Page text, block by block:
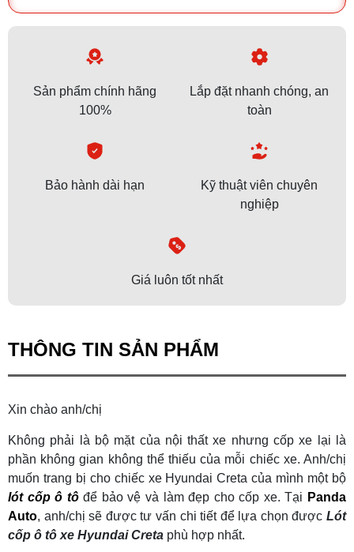
Sản phẩm chính hãng
100%
Lắp đặt nhanh chóng, an
toàn
Bảo hành dài hạn
Kỹ thuật viên chuyên
nghiệp
Giá luôn tốt nhất
THÔNG TIN SẢN PHẨM
Xin chào anh/chị
Không phải là bộ mặt của nội thất xe nhưng cốp xe lại là
phần không gian không thể thiếu của mỗi chiếc xe. Anh/chị
muốn trang bị cho chiếc xe Hyundai Creta của mình một bộ
lót cốp ô tôđể bảo vệ và làm đẹp cho cốp xe. Tại Panda
Auto, anh/chị sẽ được tư vấn chi tiết để lựa chọn được Lót
cốp ô tô xe Hyundai Creta phù hợp nhất.